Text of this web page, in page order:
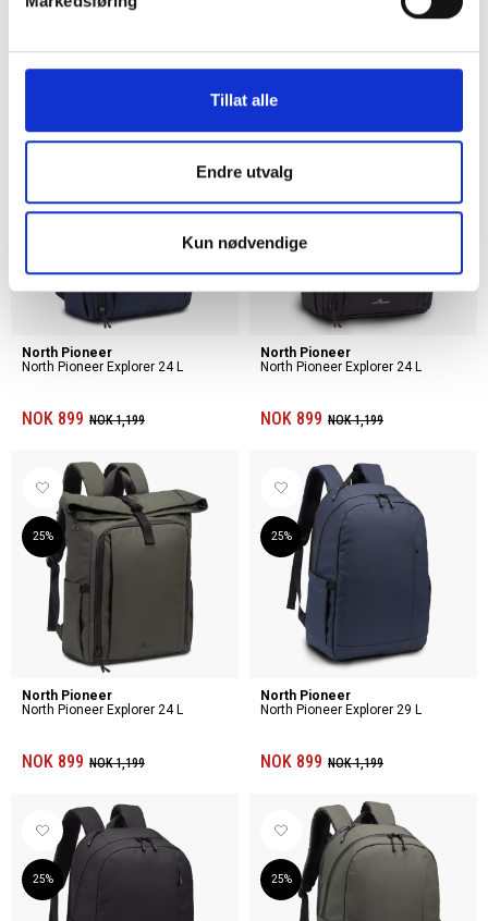
Tillat alle
Endre utvalg
Kun nødvendige
North Pioneer
NOK 1,199
North Pioneer Explorer 43 L
NOK 1,199
North Pioneer Explorer 24 L
North Pioneer
NOK 899 NOK 1,199
North Pioneer Explorer 24 L
North Pioneer
NOK 899 NOK 1,199
25%
North Pioneer Explorer 24 L
North Pioneer
NOK 899 NOK 1,199
25%
North Pioneer Explorer 29 L
North Pioneer
NOK 899 NOK 1,199
25% 25%